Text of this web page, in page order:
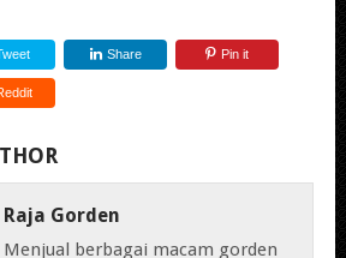
Share Pin it
Raja Gorden
Menjual berbagai macam gorden